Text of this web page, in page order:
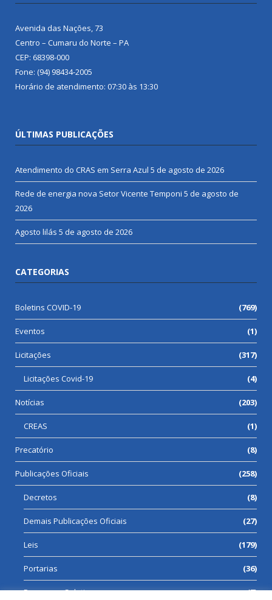
Avenida das Nações, 73
Centro – Cumaru do Norte – PA
CEP: 68398-000
Fone: (94) 98434-2005
Horário de atendimento: 07:30 às 13:30
ÚLTIMAS PUBLICAÇÕES
Atendimento do CRAS em Serra Azul 5 de agosto de 2026
Rede de energia nova Setor Vicente Temponi 5 de agosto de
2026
Agosto lilás 5 de agosto de 2026
CATEGORIAS
Boletins COVID-19 (769)
Eventos (1)
Licitações (317)
Licitações Covid-19 (4)
Notícias (203)
CREAS (1)
Precatório (8)
Publicações Oficiais (258)
Decretos (8)
Demais Publicações Oficiais (27)
Leis (179)
Portarias (36)
Processos Seletivos (7)